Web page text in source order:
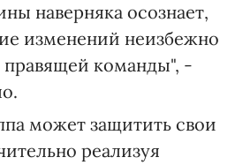
наверняка осознает,
изменений неизбежно
правящей команды", -
может защитить свои
реализуя